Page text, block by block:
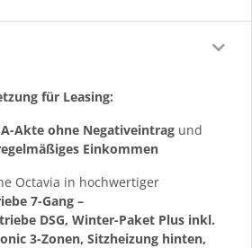
für Leasing:
Akte ohne Negativeintrag und
Einkommen
Octavia in hochwertiger
7-Gang –
DSG, Winter-Paket Plus inkl.
3-Zonen, Sitzheizung hinten,